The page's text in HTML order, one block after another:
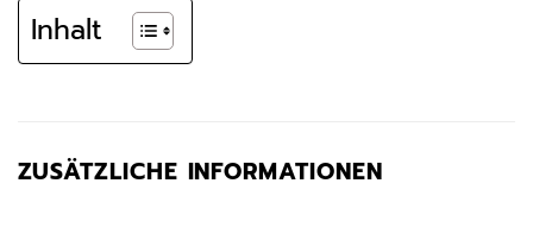
Inhalt
ZUSÄTZLICHE INFORMATIONEN